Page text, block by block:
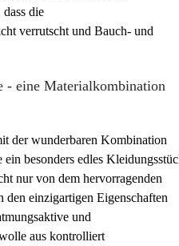
die
verrutscht und Bauch- und
- eine Materialkombination
der wunderbaren Kombination
besonders edles
nur von dem hervorragenden
den einzigartigen Eigenschaften
und
aus kontrolliert